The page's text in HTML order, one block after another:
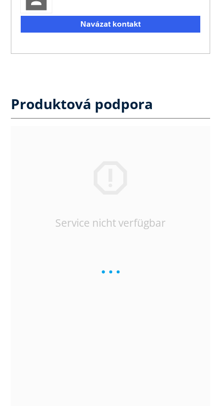
Navázat kontakt
Produktová podpora
Service nicht verfügbar